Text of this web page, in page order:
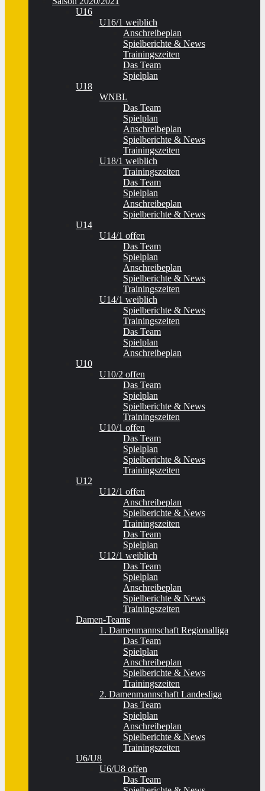
U16
U16/1 weiblich
Anschreibeplan
Spielberichte & News
Trainingszeiten
Das Team
Spielplan
U18
WNBL
Das Team
Spielplan
Anschreibeplan
Spielberichte & News
Trainingszeiten
U18/1 weiblich
Trainingszeiten
Das Team
Spielplan
Anschreibeplan
Spielberichte & News
U14
U14/1 offen
Das Team
Spielplan
Anschreibeplan
Spielberichte & News
Trainingszeiten
U14/1 weiblich
Spielberichte & News
Trainingszeiten
Das Team
Spielplan
Anschreibeplan
U10
U10/2 offen
Das Team
Spielplan
Spielberichte & News
Trainingszeiten
U10/1 offen
Das Team
Spielplan
Spielberichte & News
Trainingszeiten
U12
U12/1 offen
Anschreibeplan
Spielberichte & News
Trainingszeiten
Das Team
Spielplan
U12/1 weiblich
Das Team
Spielplan
Anschreibeplan
Spielberichte & News
Trainingszeiten
Damen-Teams
1. Damenmannschaft Regionalliga
Das Team
Spielplan
Anschreibeplan
Spielberichte & News
Trainingszeiten
2. Damenmannschaft Landesliga
Das Team
Spielplan
Anschreibeplan
Spielberichte & News
Trainingszeiten
U6/U8
U6/U8 offen
Das Team